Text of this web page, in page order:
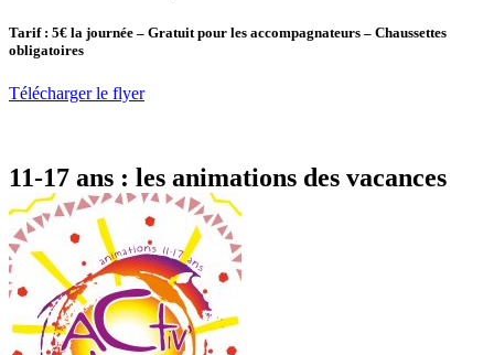
Tarif : 5€ la journée – Gratuit pour les accompagnateurs – Chaussettes
obligatoires
Télécharger le flyer
11-17 ans : les animations des vacances